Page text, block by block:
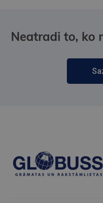
Neatradi to, ko